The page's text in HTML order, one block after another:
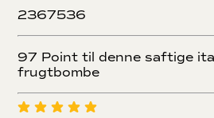
2367536
97 Point til denne saftige
frugtbombe